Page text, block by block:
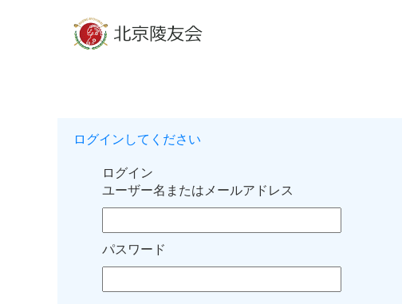
ログインしてください
ログイン
ユーザー名またはメールアドレス
パスワード